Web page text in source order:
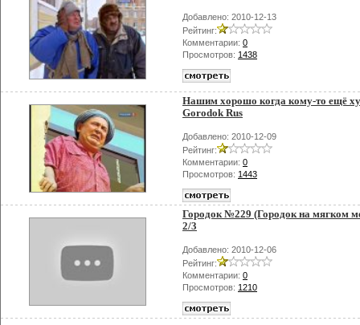
Добавлено: 2010-12-13
Рейтинг:
Комментарии: 0
Просмотров: 1438
Нашим хорошо когда кому-то ещё
Gorodok Rus
Добавлено: 2010-12-09
Рейтинг:
Комментарии: 0
Просмотров: 1443
Городок №229 (Городок на мягком
2/3
Добавлено: 2010-12-06
Рейтинг:
Комментарии: 0
Просмотров: 1210